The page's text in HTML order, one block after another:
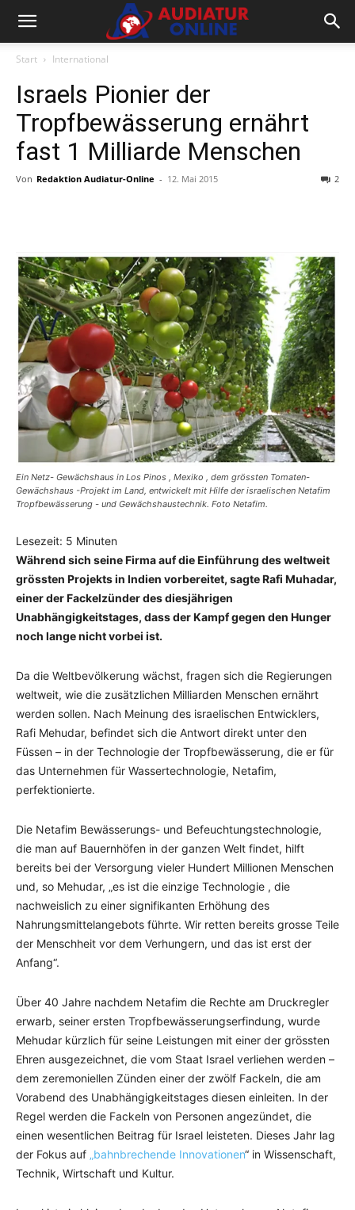
Start International
Israels Pionier der
Tropfbewässerung ernährt
fast 1 Milliarde Menschen
Von Redaktion Audiatur-Online - 12. Mai 2015 2
Ein Netz- Gewächshaus in Los Pinos , Mexiko , dem grössten Tomaten-
Gewächshaus -Projekt im Land, entwickelt mit Hilfe der israelischen Netafim
Tropfbewässerung - und Gewächshaustechnik. Foto Netafim.
Lesezeit: 5 Minuten
Während sich seine Firma auf die Einführung des weltweit
grössten Projekts in Indien vorbereitet, sagte Rafi Muhadar,
einer der Fackelzünder des diesjährigen
Unabhängigkeitstages, dass der Kampf gegen den Hunger
noch lange nicht vorbei ist.
Da die Weltbevölkerung wächst, fragen sich die Regierungen
weltweit, wie die zusätzlichen Milliarden Menschen ernährt
werden sollen. Nach Meinung des israelischen Entwicklers,
Rafi Mehudar, befindet sich die Antwort direkt unter den
Füssen – in der Technologie der Tropfbewässerung, die er für
das Unternehmen für Wassertechnologie, Netafim,
perfektionierte.
Die Netafim Bewässerungs- und Befeuchtungstechnologie,
die man auf Bauernhöfen in der ganzen Welt findet, hilft
bereits bei der Versorgung vieler Hundert Millionen Menschen
und, so Mehudar, „es ist die einzige Technologie , die
nachweislich zu einer signifikanten Erhöhung des
Nahrungsmittelangebots führte. Wir retten bereits grosse Teile
der Menschheit vor dem Verhungern, und das ist erst der
Anfang“.
Über 40 Jahre nachdem Netafim die Rechte am Druckregler
erwarb, seiner ersten Tropfbewässerungserfindung, wurde
Mehudar kürzlich für seine Leistungen mit einer der grössten
Ehren ausgezeichnet, die vom Staat Israel verliehen werden –
dem zeremoniellen Zünden einer der zwölf Fackeln, die am
Vorabend des Unabhängigkeitstages diesen einleiten. In der
Regel werden die Fackeln von Personen angezündet, die
einen wesentlichen Beitrag für Israel leisteten. Dieses Jahr lag
der Fokus auf „bahnbrechende Innovationen“ in Wissenschaft,
Technik, Wirtschaft und Kultur.